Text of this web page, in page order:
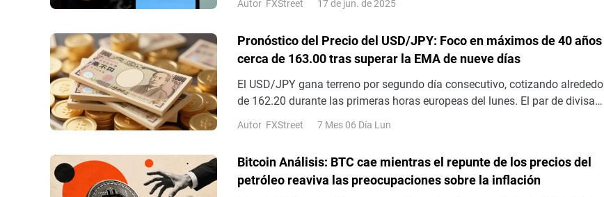
la estructura del mercado.
Autor FXStreet 17 de jun. de 2025
Pronóstico del Precio del USD/JPY: Foco en máximos de 40 años
cerca de 163.00 tras superar la EMA de nueve días
El USD/JPY gana terreno por segundo día consecutivo, cotizando
de 162.20 durante las primeras horas europeas del lunes. El par de divisas
mantiene un sesgo alcista a corto plazo al mantenerse cómodamente por
Autor FXStreet 7 Mes 06 Día Lun
Bitcoin Análisis: BTC cae mientras el repunte de los precios del
petróleo reaviva las preocupaciones sobre la inflación